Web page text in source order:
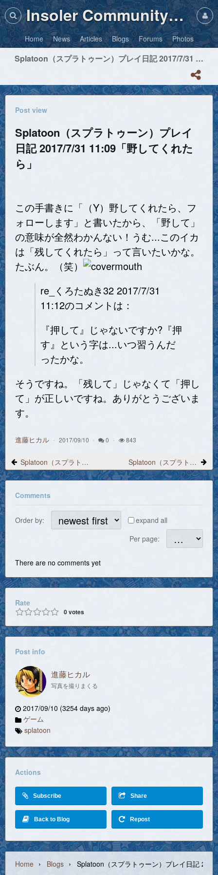
Insoler Community・Photos
Home News Articles Blogs Forums Photos
Splatoon（スプラトゥーン）プレイ日記 2017/7/31 11:09「野してくれたら」
Post view
Splatoon（スプラトゥーン）プレイ
日記 2017/7/31 11:09「野してくれた
ら」
この手書きに「（Y）野してくれたら、フ
ォローします」と書いたから、「野して」
の意味が全然わかんない！うむ...このイカ
は「残してくれたら」って言いたいかな。
たぶん。（笑）
re_くろたぬき32 2017/7/31
11:12のコメントは：
『押して』じゃないですか?『押
す』という字は...いつ習うんだ
ったかな。
そうですね。「残して」じゃなくて「押し
て」が正しいですね。ありがとうございま
す。
進藤ヒカル 2017/09/10 0 843
Splatoon（スプラトゥーン）プレイ日記 2017/7/30 11:47「スーパーサザエを1個渡そう」 Splatoon（スプラトゥーン）プレイ日記 2017/8/1 10:46「ランク1のチーターに遭遇した」
Comments
Order by:
expand all
Per page:
There are no comments yet
Rate
0votes
Post info
進藤ヒカル
写真を撮りまくる
2017/09/10 (3254 days ago)
ゲーム
splatoon
Actions
Subscribe Share
Back to Blog Repost
Home › Blogs › Splatoon（スプラトゥーン）プレイ日記